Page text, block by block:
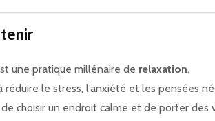
une pratique millénaire de relaxation.
réduire le stress, l’anxiété et les pensées
choisir un endroit calme et de porter des